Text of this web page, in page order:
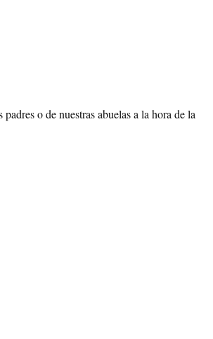
o de nuestras abuelas a la hora de la